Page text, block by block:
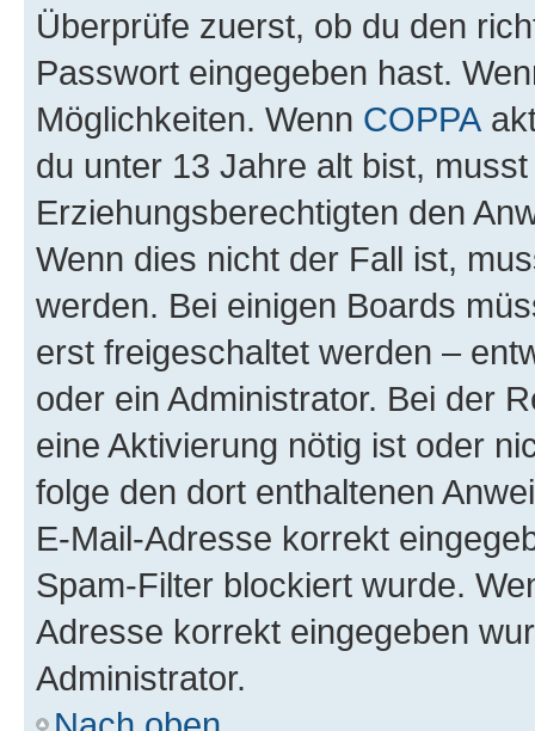
Überprüfe zuerst, ob du den
Passwort eingegeben hast.
Möglichkeiten. Wenn COPPA
du unter 13 Jahre alt bist,
Erziehungsberechtigten den
Wenn dies nicht der Fall ist,
werden. Bei einigen Boards
erst freigeschaltet werden –
oder ein Administrator. Bei der
eine Aktivierung nötig ist oder
folge den dort enthaltenen
E-Mail-Adresse korrekt
Spam-Filter blockiert wurde.
Adresse korrekt eingegeben
Administrator.